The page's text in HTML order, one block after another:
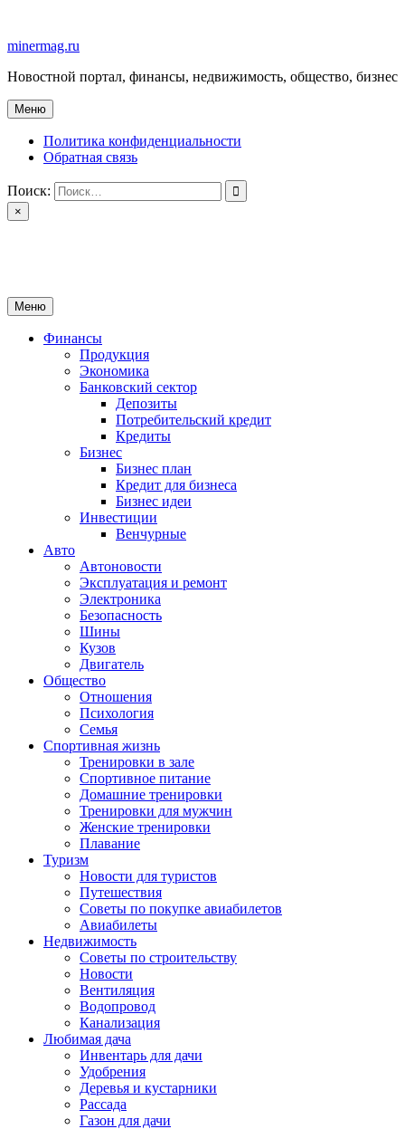
содержимому
minermag.ru
Новостной портал, финансы, недвижимость, общество, бизнес
Меню
Политика конфиденциальности
Обратная связь
Поиск:
×
Меню
Финансы
Продукция
Экономика
Банковский сектор
Депозиты
Потребительский кредит
Кредиты
Бизнес
Бизнес план
Кредит для бизнеса
Бизнес идеи
Инвестиции
Венчурные
Авто
Автоновости
Эксплуатация и ремонт
Электроника
Безопасность
Шины
Кузов
Двигатель
Общество
Отношения
Психология
Семья
Спортивная жизнь
Тренировки в зале
Спортивное питание
Домашние тренировки
Тренировки для мужчин
Женские тренировки
Плавание
Туризм
Новости для туристов
Путешествия
Советы по покупке авиабилетов
Авиабилеты
Недвижимость
Советы по строительству
Новости
Вентиляция
Водопровод
Канализация
Любимая дача
Инвентарь для дачи
Удобрения
Деревья и кустарники
Рассада
Газон для дачи